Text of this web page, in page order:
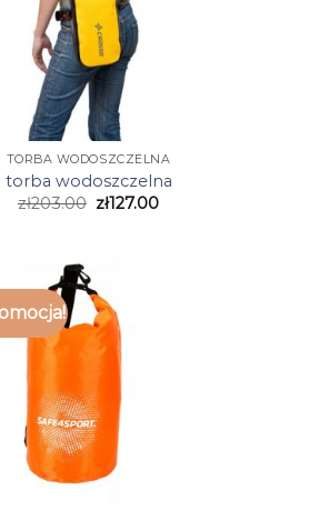
TORBA WODOSZCZELNA
torba wodoszczelna
zł203.00 zł127.00